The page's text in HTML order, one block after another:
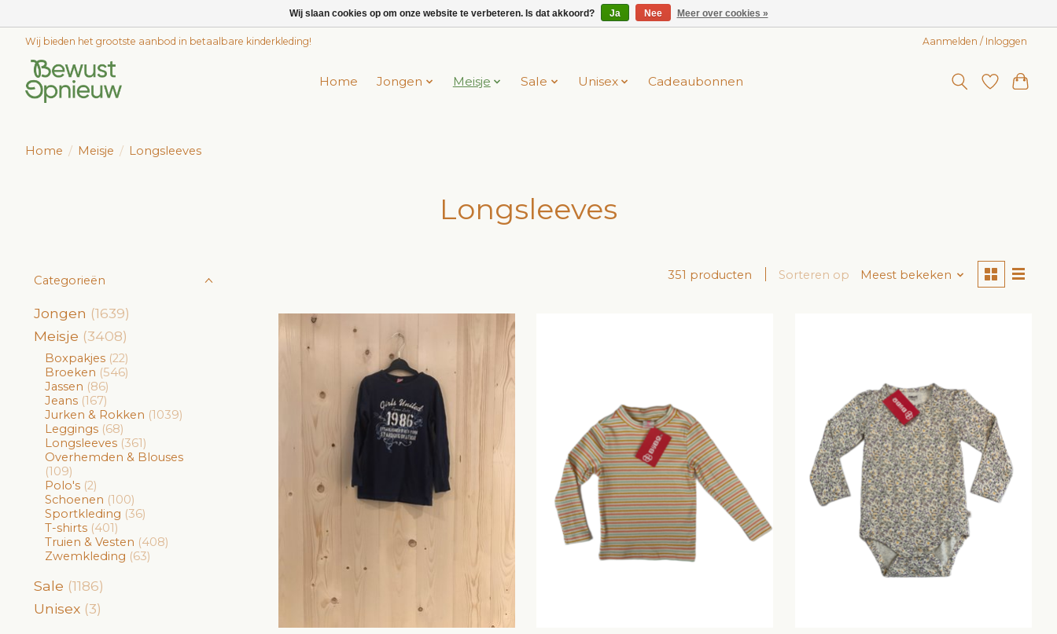
Wij bieden het grootste aanbod in betaalbare kinderkleding! Aanmelden / Inloggen
Home Jongen Meisje Sale Unisex Cadeaubonnen
Home / Meisje / Longsleeves
Longsleeves
Categorieën
Jongen (1639)
Meisje (3408)
Boxpakjes (22)
Broeken (546)
Jassen (86)
Jeans (167)
Jurken & Rokken (1039)
Leggings (68)
Longsleeves (361)
Overhemden & Blouses
(109)
Polo's (2)
Schoenen (100)
Sportkleding (36)
T-shirts (401)
Truien & Vesten (408)
Zwemkleding (63)
Sale (1186)
Unisex (3)
351 producten Sorteren op Meest bekeken
Wij slaan cookies op om onze website te verbeteren. Is dat akkoord? Ja Nee Meer over cookies »